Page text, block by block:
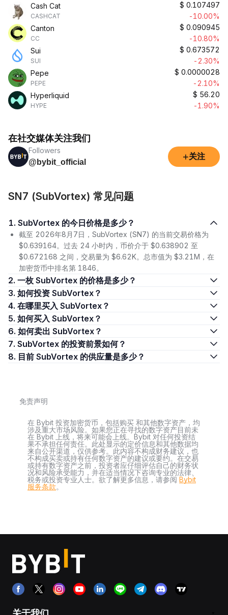
Cash Cat
CASHCAT
$ 0.107497
-10.00%
Canton
CC
$ 0.090945
-10.80%
Sui
SUI
$ 0.673572
-2.30%
Pepe
PEPE
$ 0.0000028
-2.10%
Hyperliquid
HYPE
$ 56.20
-1.90%
在社交媒体关注我们
Followers
@bybit_official
+关注
SN7 (SubVortex) 常见问题
1. SubVortex 的今日价格是多少？
截至 2026年8月7日，SubVortex (SN7) 的当前交易价格为
$0.639164。过去 24 小时内，币价介于 $0.638902 至
$0.672168 之间，交易量为 $6.62K。总市值为 $3.21M，在
加密货币中排名第 1846。
2. 一枚 SubVortex 的价格是多少？
3. 如何投资 SubVortex？
4. 在哪里买入 SubVortex？
5. 如何买入 SubVortex？
6. 如何卖出 SubVortex？
7. SubVortex 的投资前景如何？
8. 目前 SubVortex 的供应量是多少？
免责声明
在 Bybit 投资加密货币，包括购买 和其他数字资产，均
涉及重大市场风险。如果您正在寻找的数字资产目前未
在 Bybit 上线，将来可能会上线。Bybit 对任何投资结
果不承担任何责任。此处显示的定价信息和其他数据均
来自公开渠道，仅供参考。此内容不构成财务建议，也
不构成买卖或持有任何数字资产的建议或要约。在交易
或持有数字资产之前，投资者应仔细评估自己的财务状
况和风险承受能力，并在适当情况下咨询专业的法律、
税务或投资专业人士。欲了解更多信息，请参阅 Bybit
服务条款。